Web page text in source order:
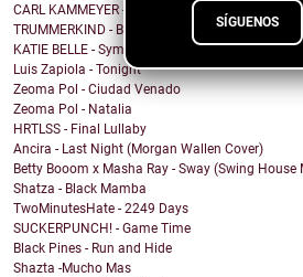
SÍGUENOS
CARL KAMMEYER - One
TRUMMERKIND - Beauty Queen
KATIE BELLE - Symptoms
Luis Zapiola - Tonight
Zeoma Pol - Ciudad Venado
Zeoma Pol - Natalia
HRTLSS - Final Lullaby
Ancira - Last Night (Morgan Wallen Cover)
Betty Booom x Masha Ray - Sway (Swing House
Shatza - Black Mamba
TwoMinutesHate - 2249 Days
SUCKERPUNCH! - Game Time
Black Pines - Run and Hide
Shazta -Mucho Mas